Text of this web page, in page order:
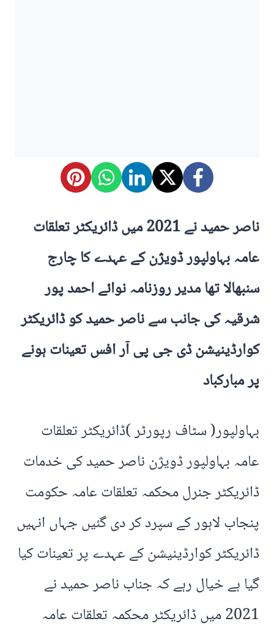
ناصر حمید نے 2021 میں ڈائریکٹر تعلقات
عامہ بہاولپور ڈویژن کے عہدے کا چارج
سنبھالا تھا مدیر روزنامہ نوائے احمد پور
شرقیہ کی جانب سے ناصر حمید کو ڈائریکٹر
کوارڈینیشن ڈی جی پی آر افس تعینات ہونے
پر مبارکباد
بہاولپور( سٹاف رپورٹر )ڈائریکٹر تعلقات
عامہ بہاولپور ڈویژن ناصر حمید کی خدمات
ڈائریکٹر جنرل محکمہ تعلقات عامہ حکومت
پنجاب لاہور کے سپرد کر دی گئیں جہاں انہیں
ڈائریکٹر کوارڈینیشن کے عہدے پر تعینات کیا
گیا ہے خیال رہے کہ جناب ناصر حمید نے
2021 میں ڈائریکٹر محکمہ تعلقات عامہ